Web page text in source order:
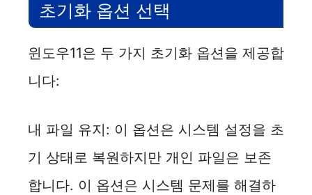
초기화 옵션 선택
윈도우11은 두 가지 초기화 옵션을 제공합
니다:
내 파일 유지: 이 옵션은 시스템 설정을 초
기 상태로 복원하지만 개인 파일은 보존
합니다. 이 옵션은 시스템 문제를 해결하